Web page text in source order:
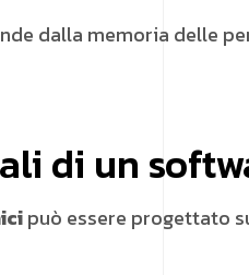
dalla memoria delle
di un
può essere progettato